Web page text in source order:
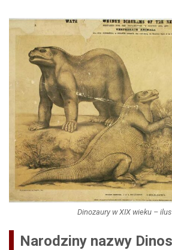
Dinozaury w XIX wieku –
Narodziny nazwy